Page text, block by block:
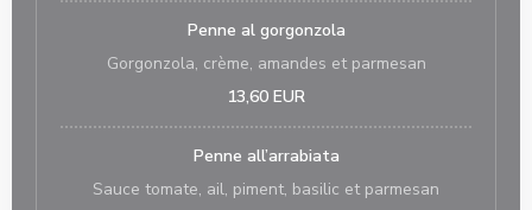
Penne al gorgonzola
Gorgonzola, crème, amandes et parmesan
13,60 EUR
Penne all’arrabiata
Sauce tomate, ail, piment, basilic et parmesan